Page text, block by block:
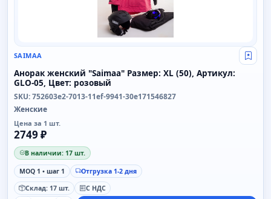
SAIMAA Свой
Анорак женский "Saimaa" Размер: XL (50), Артикул:
GLO-05, Цвет: розовый
SKU: 752603e2-7013-11ef-9941-30e171546827
Женские
Цена за 1 шт.
2749 ₽
В наличии: 17 шт.
MOQ 1 • шаг 1
Отгрузка 1-2 дня
Склад: 17 шт.
С НДС